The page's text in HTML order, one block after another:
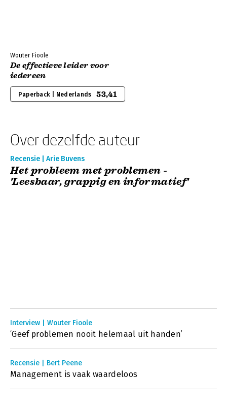
Wouter Fioole
De effectieve leider voor
iedereen
Paperback | Nederlands 53,41
Over dezelfde auteur
Recensie | Arie Buvens
Het probleem met problemen -
'Leesbaar, grappig en informatief'
Interview | Wouter Fioole
‘Geef problemen nooit helemaal uit handen’
Recensie | Bert Peene
Management is vaak waardeloos